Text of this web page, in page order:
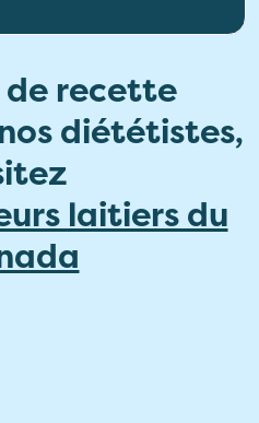
de recette
diététistes,
laitiers du